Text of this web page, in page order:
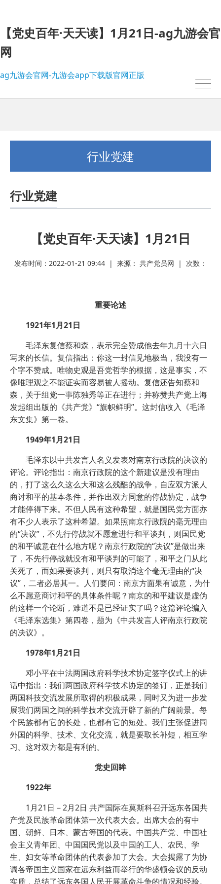
【党史百年·天天读】1月21日-ag九游会官
网
ag九游会官网-九游会app下载版官网正版
行业党建
行业党建
【党史百年·天天读】1月21日
发布时间：2022-01-21 09:44 | 来源： 共产党员网 | 次数：
重要论述
1921年1月21日
毛泽东复信蔡和森，表示完全赞成他去年九月十六日
写来的长信。复信指出：你这一封信见地极当，我没有一
个字不赞成。唯物史观是吾党哲学的根据，这是事实，不
像唯理观之不能证实而容易被人摇动。复信还告知蔡和
森，关于组党一事陈独秀等正在进行；并称赞共产党上海
发起组出版的《共产党》“旗帜鲜明”。这封信收入《毛泽
东文集》第一卷。
1949年1月21日
毛泽东以中共发言人名义发表对南京行政院的决议的
评论。评论指出：南京行政院的这个新建议是没有理由
的，打了这么久这么大和这么残酷的战争，自应双方派人
商讨和平的基本条件，并作出双方同意的停战协定，战争
才能停得下来。不但人民有这种希望，就是国民党方面亦
有不少人表示了这种希望。如果照南京行政院的毫无理由
的“决议”，不先行停战就不愿意进行和平谈判，则国民党
的和平诚意在什么地方呢？南京行政院的“决议”是做出来
了，不先行停战就没有和平谈判的可能了，和平之门从此
关死了，而如果要谈判，则只有取消这个毫无理由的“决
议”，二者必居其一。人们要问：南京方面果有诚意，为什
么不愿意商讨和平的具体条件呢？南京的和平建议是虚伪
的这样一个论断，难道不是已经证实了吗？这篇评论编入
《毛泽东选集》第四卷，题为《中共发言人评南京行政院
的决议》。
1978年1月21日
邓小平在中法两国政府科学技术协定签字仪式上的讲
话中指出：我们两国政府科学技术协定的签订，正是我们
两国科技交流发展所取得的积极成果，同时又为进一步发
展我们两国之间的科学技术交流开辟了新的广阔前景。每
个民族都有它的长处，也都有它的短处。我们主张促进同
外国的科学、技术、文化交流，就是要取长补短，相互学
习。这对双方都是有利的。
党史回眸
1922年
1月21日－2月2日 共产国际在莫斯科召开远东各国共
产党及民族革命团体第一次代表大会。出席大会的有中
国、朝鲜、日本、蒙古等国的代表。中国共产党、中国社
会主义青年团、中国国民党以及中国的工人、农民、学
生、妇女等革命团体的代表参加了大会。大会揭露了为协
调各帝国主义国家在远东利益而举行的华盛顿会议的反动
实质，总结了远东各国人民开展革命斗争的情况和经验。